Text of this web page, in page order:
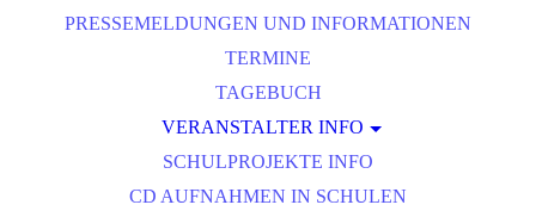
PRESSEMELDUNGEN UND INFORMATIONEN
TERMINE
TAGEBUCH
VERANSTALTER INFO
ROCK UND POPKONZERT
SCHULPROJEKTE INFO
CD AUFNAHMEN IN SCHULEN